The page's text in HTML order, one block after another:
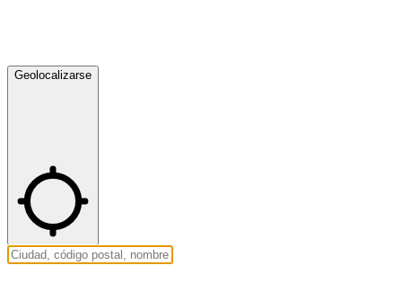
Geolocalizarse